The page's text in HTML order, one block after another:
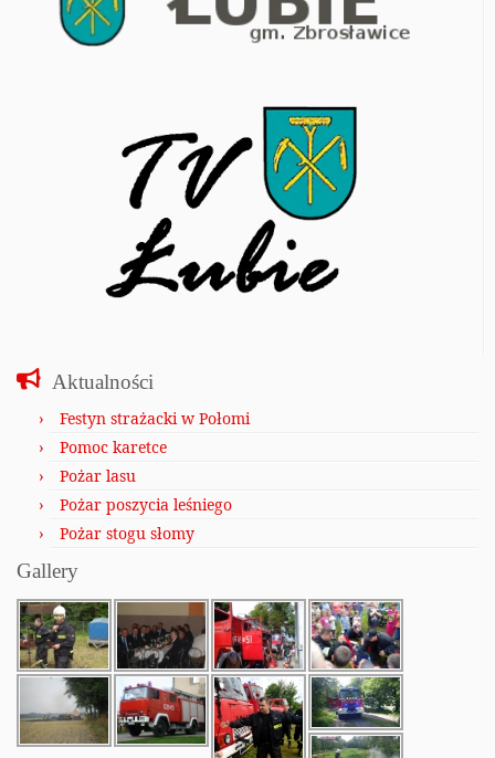
Aktualności
Festyn strażacki w Połomi
Pomoc karetce
Pożar lasu
Pożar poszycia leśniego
Pożar stogu słomy
Gallery